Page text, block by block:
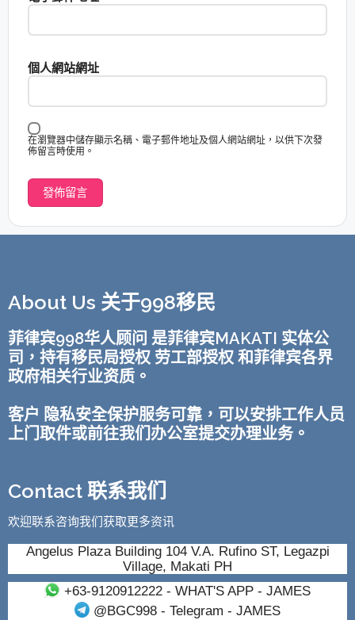
個人網站網址
在瀏覽器中儲存顯示名稱、電子郵件地址及個人網站網址，以供下次發
佈留言時使用。
About Us 关于998移民
菲律宾998华人顾问 是菲律宾MAKATI 实体公
司，持有移民局授权 劳工部授权 和菲律宾各界
政府相关行业资质。
客户 隐私安全保护服务可靠，可以安排工作人员
上门取件或前往我们办公室提交办理业务。
Contact 联系我们
欢迎联系咨询我们获取更多资讯
Angelus Plaza Building 104 V.A. Rufino ST, Legazpi
Village, Makati PH
+63-9120912222- WHAT'S APP - JAMES
@BGC998 - Telegram - JAMES